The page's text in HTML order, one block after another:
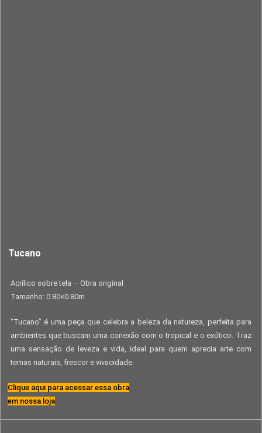
Tucano
Acrílico sobre tela – Obra original
Tamanho: 0.80×0.80m
“Tucano” é uma peça que celebra a beleza da natureza, perfeita para
ambientes que buscam uma conexão com o tropical e o exótico. Traz
uma sensação de leveza e vida, ideal para quem aprecia arte com
temas naturais, frescor e vivacidade.
Clique aqui para acessar essa obra
em nossa loja